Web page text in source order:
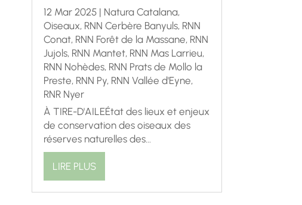
12 Mar 2025| Natura Catalana,
Oiseaux, RNN Cerbère Banyuls, RNN
Conat, RNN Forêt de la Massane, RNN
Jujols, RNN Mantet, RNN Mas Larrieu,
RNN Nohèdes, RNN Prats de Mollo la
Preste, RNN Py, RNN Vallée d'Eyne,
RNR Nyer
À TIRE-D'AILEÉtat des lieux et enjeux
de conservation des oiseaux des
réserves naturelles des...
LIRE PLUS